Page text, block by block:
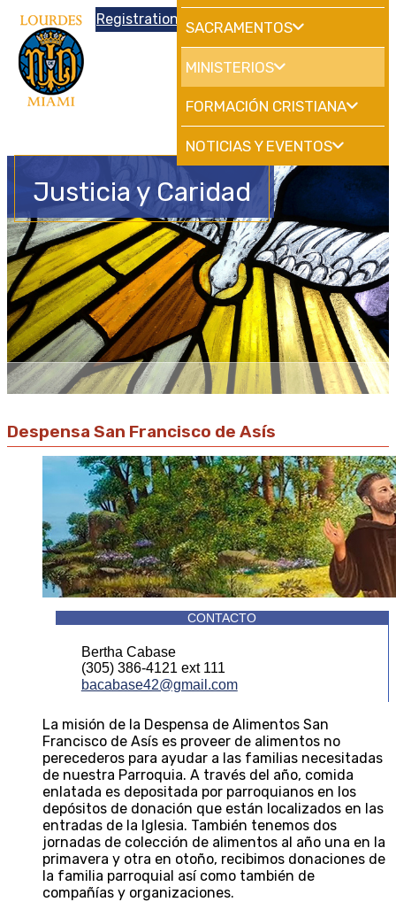
Donations Registration | School HdMiami
SACRAMENTOS
MINISTERIOS
FORMACIÓN CRISTIANA
NOTICIAS Y EVENTOS
Justicia y Caridad
Despensa San Francisco de Asís
CONTACTO
Bertha Cabase
(305) 386-4121 ext 111
bacabase42@gmail.com
La misión de la Despensa de Alimentos San
Francisco de Asís es proveer de alimentos no
perecederos para ayudar a las familias necesitadas
de nuestra Parroquia. A través del año, comida
enlatada es depositada por parroquianos en los
depósitos de donación que están localizados en las
entradas de la Iglesia. También tenemos dos
jornadas de colección de alimentos al año una en la
primavera y otra en otoño, recibimos donaciones de
la familia parroquial así como también de
compañías y organizaciones.